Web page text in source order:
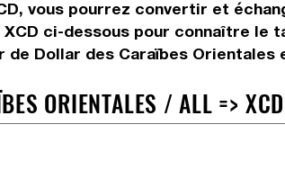
vous pourrez convertir et
ci-dessous pour connaître le
Dollar des Caraïbes Orientales
ORIENTALES / ALL => XCD